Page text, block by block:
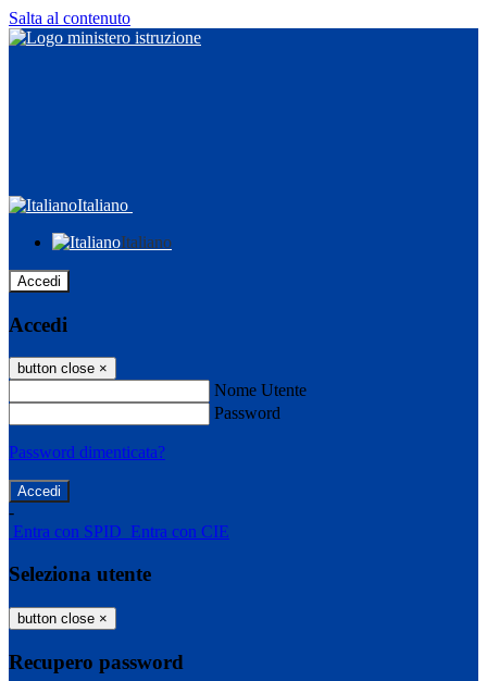
Salta al contenuto
Italiano
Italiano
Accedi
Accedi
button close ×
Nome Utente
Password
Password dimenticata?
-
Entra con SPID Entra con CIE
Seleziona utente
button close ×
Recupero password